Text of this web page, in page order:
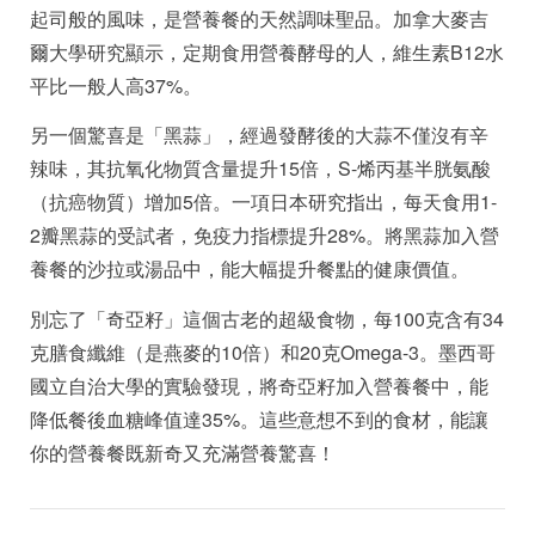
起司般的風味，是營養餐的天然調味聖品。加拿大麥吉
爾大學研究顯示，定期食用營養酵母的人，維生素B12水
平比一般人高37%。
另一個驚喜是「黑蒜」，經過發酵後的大蒜不僅沒有辛
辣味，其抗氧化物質含量提升15倍，S-烯丙基半胱氨酸
（抗癌物質）增加5倍。一項日本研究指出，每天食用1-
2瓣黑蒜的受試者，免疫力指標提升28%。將黑蒜加入營
養餐的沙拉或湯品中，能大幅提升餐點的健康價值。
別忘了「奇亞籽」這個古老的超級食物，每100克含有34
克膳食纖維（是燕麥的10倍）和20克Omega-3。墨西哥
國立自治大學的實驗發現，將奇亞籽加入營養餐中，能
降低餐後血糖峰值達35%。這些意想不到的食材，能讓
你的營養餐既新奇又充滿營養驚喜！